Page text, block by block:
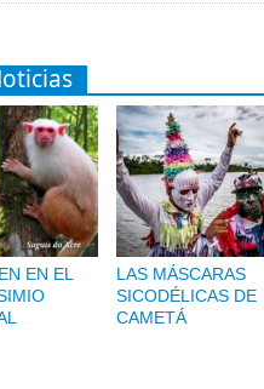
EN EL
LAS MÁSCARAS
SICODÉLICAS DE
CAMETÁ